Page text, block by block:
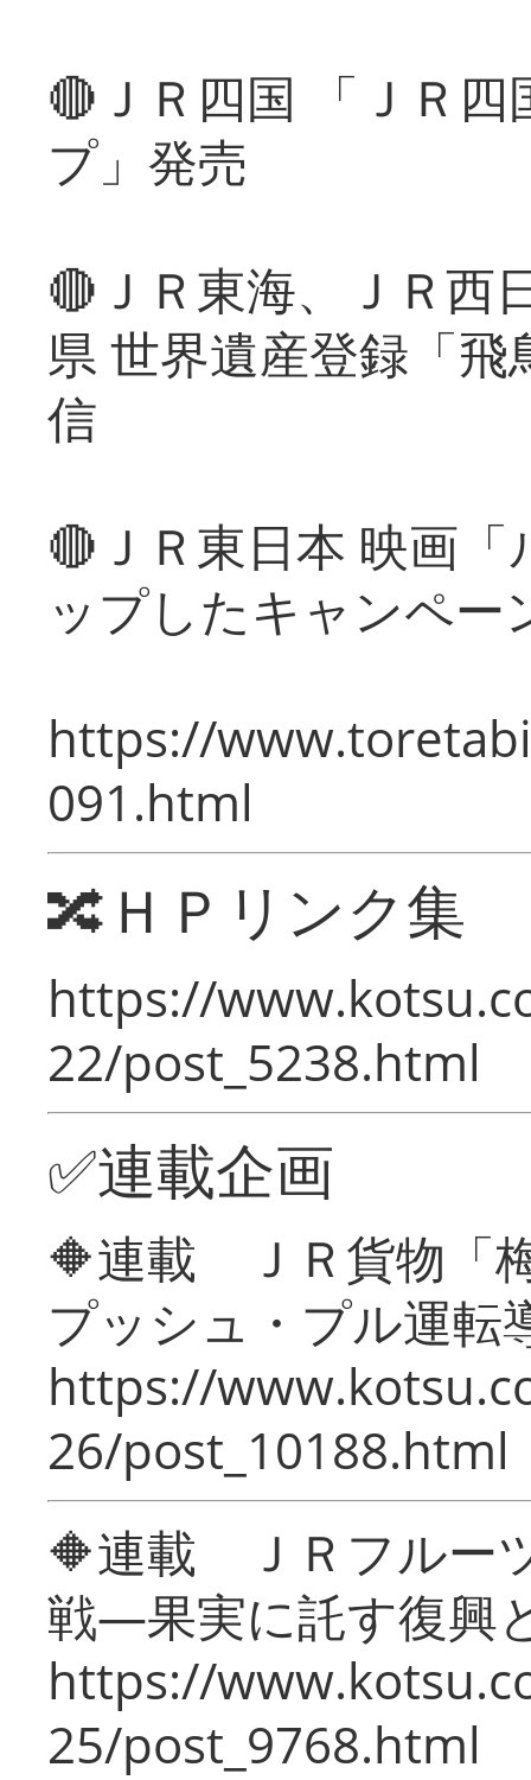
🔴ＪＲ四国 「ＪＲ
プ」発売
🔴ＪＲ東海、ＪＲ西
県 世界遺産登録「
信
🔴ＪＲ東日本 映画
ップしたキャンペー
https://
091.html
🔀ＨＰリンク集
https://
22/post_5238.html
✅連載企画
🔶連載 ＪＲ貨物「
プッシュ・プル運転
https://
26/post_10188.html
🔶連載 ＪＲフルー
戦―果実に託す復興
https://
25/post_9768.html